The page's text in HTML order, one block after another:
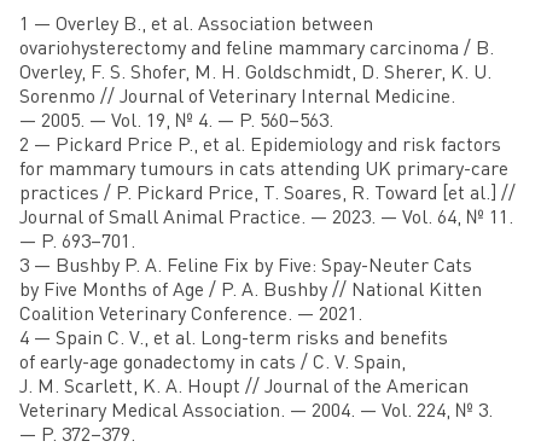
1 — Overley B., et al. Association between
ovariohysterectomy and feline mammary carcinoma / B.
Overley, F. S. Shofer, M. H. Goldschmidt, D. Sherer, K. U.
Sorenmo // Journal of Veterinary Internal Medicine.
— 2005. — Vol. 19, № 4. — P. 560–563.
2 — Pickard Price P., et al. Epidemiology and risk factors
for mammary tumours in cats attending UK primary-care
practices / P. Pickard Price, T. Soares, R. Toward [et al.] //
Journal of Small Animal Practice. — 2023. — Vol. 64, № 11.
— P. 693–701.
3 — Bushby P. A. Feline Fix by Five: Spay-Neuter Cats
by Five Months of Age / P. A. Bushby // National Kitten
Coalition Veterinary Conference. — 2021.
4 — Spain C. V., et al. Long-term risks and benefits
of early-age gonadectomy in cats / C. V. Spain,
J. M. Scarlett, K. A. Houpt // Journal of the American
Veterinary Medical Association. — 2004. — Vol. 224, № 3.
— P. 372–379.